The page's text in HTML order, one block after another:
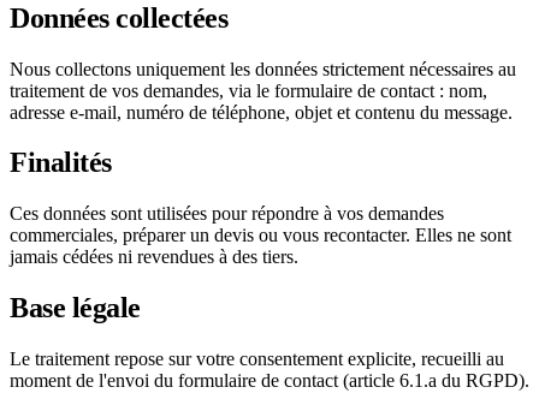
Données collectées
Nous collectons uniquement les données strictement nécessaires au
traitement de vos demandes, via le formulaire de contact : nom,
adresse e-mail, numéro de téléphone, objet et contenu du message.
Finalités
Ces données sont utilisées pour répondre à vos demandes
commerciales, préparer un devis ou vous recontacter. Elles ne sont
jamais cédées ni revendues à des tiers.
Base légale
Le traitement repose sur votre consentement explicite, recueilli au
moment de l'envoi du formulaire de contact (article 6.1.a du RGPD).